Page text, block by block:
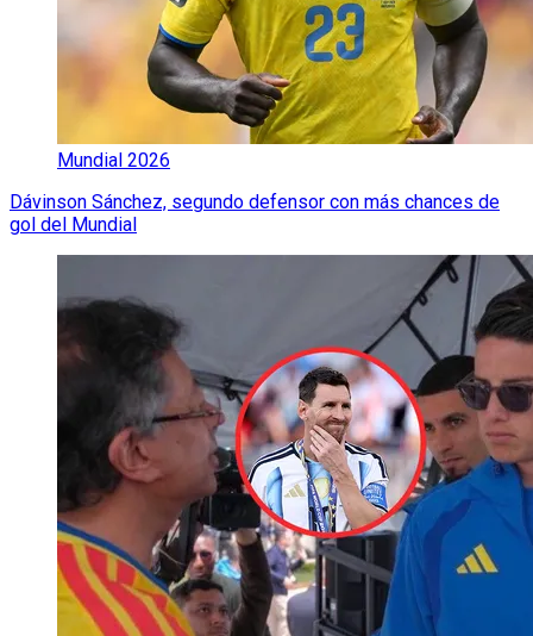
Mundial 2026
Dávinson Sánchez, segundo defensor con más chances de
gol del Mundial